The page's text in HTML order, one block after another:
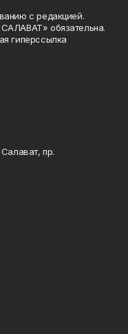
с редакцией.
обязательна.
гиперссылка
пр.